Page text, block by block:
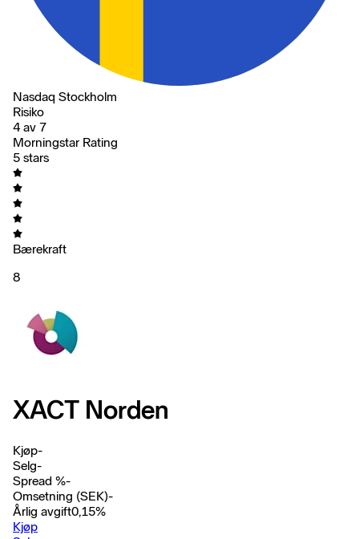
Nasdaq Stockholm
Risiko
4 av 7
Morningstar Rating
5 stars
Bærekraft
8
XACT Norden
Kjøp-
Selg-
Spread %-
Omsetning (SEK)-
Årlig avgift0,15%
Kjøp